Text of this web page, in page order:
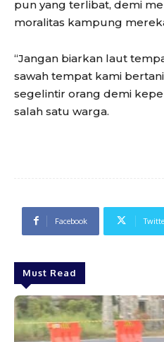
pun yang terlibat, demi
moralitas kampung
“Jangan biarkan laut
sawah tempat kami
segelintir orang demi
salah satu warga.
Facebook
Must Read